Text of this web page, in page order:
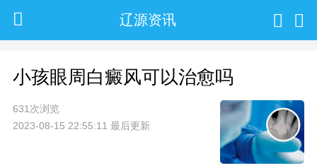
辽源资讯
小孩眼周白癜风可以治愈吗
631次浏览
2023-08-15 22:55:11 最后更新